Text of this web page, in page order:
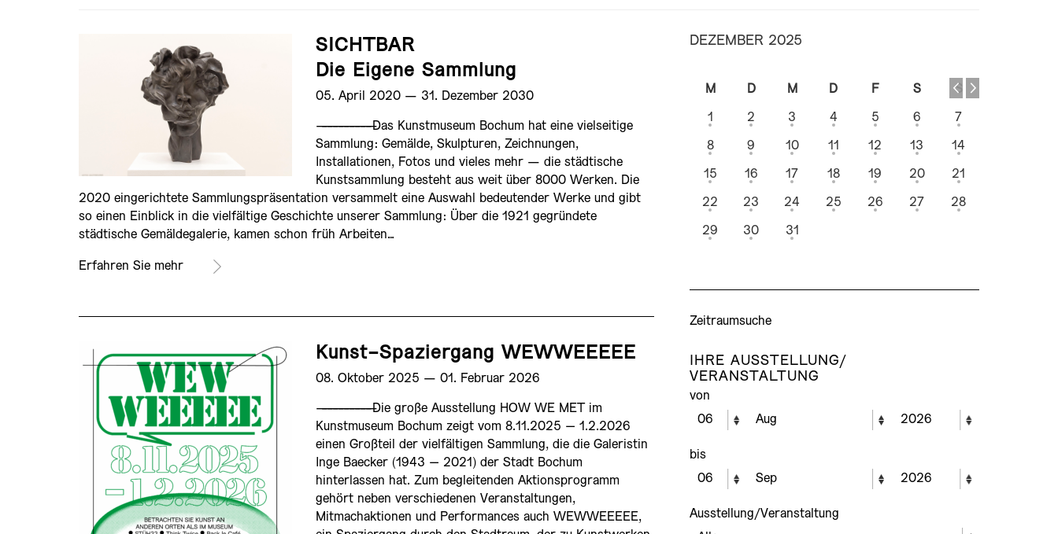
SICHTBAR
Die Eigene Sammlung
05. April 2020 ­— 31. Dezember 2030
——————————Das Kunstmuseum Bochum hat eine vielseitige
Sammlung: Gemälde, Skulpturen, Zeichnungen,
Installationen, Fotos und vieles mehr — die städtische
Kunstsammlung besteht aus weit über 8000 Werken. Die
2020 eingerichtete Sammlungspräsentation versammelt eine Auswahl bedeutender Werke und gibt
so einen Einblick in die vielfältige Geschichte unserer Sammlung: Über die 1921 gegründete
städtische Gemäldegalerie, kamen schon früh Arbeiten…
Erfahren Sie mehr
Kunst-Spaziergang WEWWEEEEE
08. Oktober 2025 ­— 01. Februar 2026
——————————Die große Ausstellung HOW WE MET im
Kunstmuseum Bochum zeigt vom 8.11.2025 – 1.2.2026
einen Großteil der vielfältigen Sammlung, die die Galeristin
Inge Baecker (1943 – 2021) der Stadt Bochum
hinterlassen hat. Zum begleitenden Aktionsprogramm
gehört neben verschiedenen Veranstaltungen,
Mitmachaktionen und Performances auch WEWWEEEEE,
DEZEMBER 2025
M D M D F S S
1 2 3 4 5 6 7
8 9 10 11 12 13 14
15 16 17 18 19 20 21
22 23 24 25 26 27 28
29 30 31
Zeitraumsuche
IHRE AUSSTELLUNG/
VERANSTALTUNG
von
bis
Ausstellung/Veranstaltung